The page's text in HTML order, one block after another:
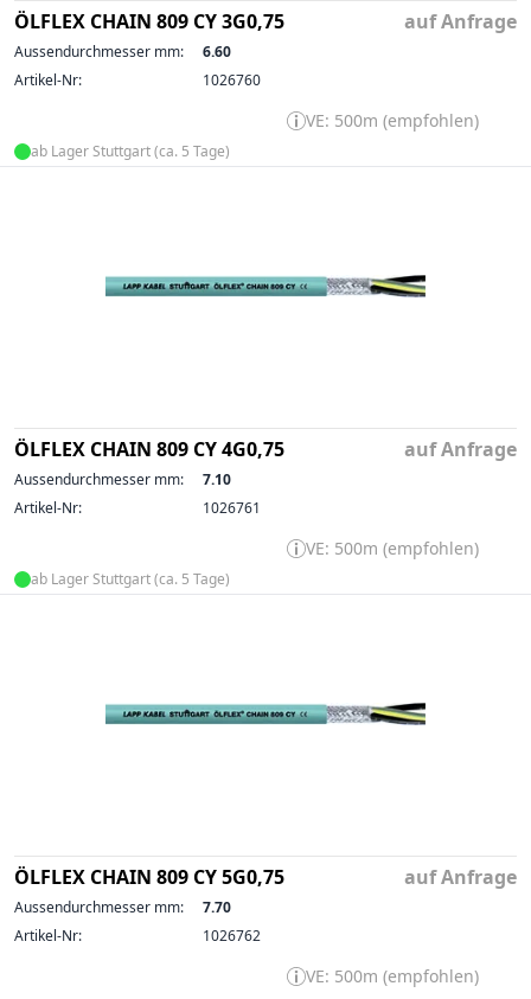
ÖLFLEX CHAIN 809 CY 3G0,75 auf Anfrage
Aussendurchmesser mm:
6.60
Artikel-Nr:
1026760
VE: 500m (empfohlen)
ab Lager Stuttgart (ca. 5 Tage)
ÖLFLEX CHAIN 809 CY 4G0,75 auf Anfrage
Aussendurchmesser mm:
7.10
Artikel-Nr:
1026761
VE: 500m (empfohlen)
ab Lager Stuttgart (ca. 5 Tage)
ÖLFLEX CHAIN 809 CY 5G0,75 auf Anfrage
Aussendurchmesser mm:
7.70
Artikel-Nr:
1026762
VE: 500m (empfohlen)